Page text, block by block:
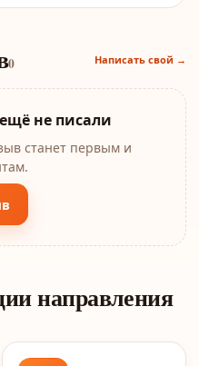
0 Написать свой →
не писали
станет первым и
направления